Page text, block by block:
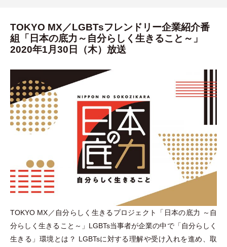
TOKYO MX／LGBTsフレンドリー企業紹介番
組「日本の底力～自分らしく生きること～」
2020年1月30日（木）放送
TOKYO MX／自分らしく生きるプロジェクト 「 日本の底力 ～自
分らしく生きること～ 」 LGBTs当事者が企業の中で「 自分らしく
生きる 」 環境とは？ LGBTsに対する理解や受け入れを進め、取